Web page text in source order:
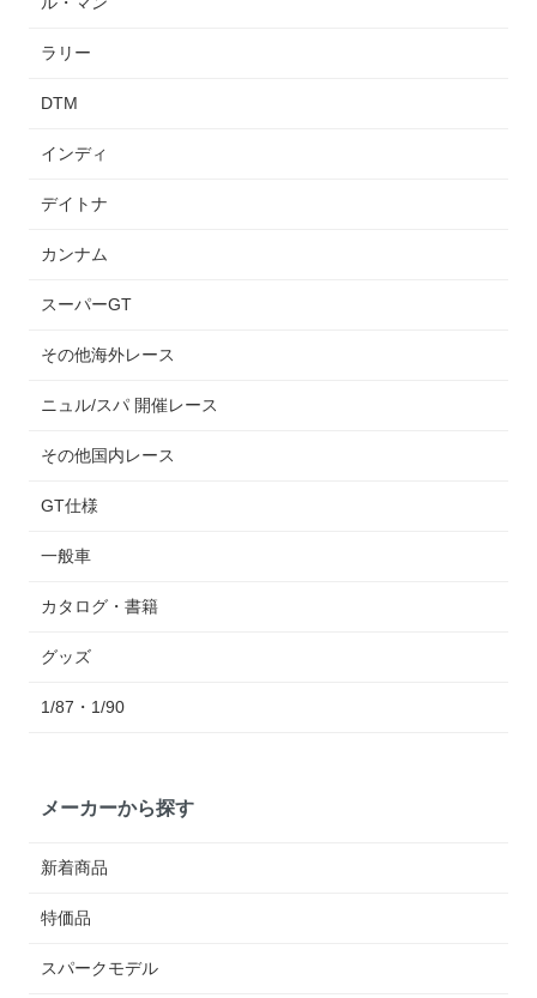
ラリー
DTM
インディ
デイトナ
カンナム
スーパーGT
その他海外レース
ニュル/スパ 開催レース
その他国内レース
GT仕様
一般車
カタログ・書籍
グッズ
1/87・1/90
メーカーから探す
新着商品
特価品
スパークモデル